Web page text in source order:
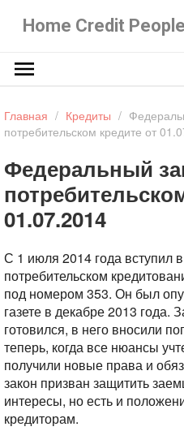
Home Credit People
Главная / Кредиты /
потребительском кредите от
Федеральный
01.07.2014
С 1 июля 2014 года вступил
потребительском
под номером 353. Он был
газете в декабре 2013 года.
готовился, в него вносили
теперь, когда все нюансы
получили новые права и
закон призван защитить
интересы, но есть и
кредиторам.